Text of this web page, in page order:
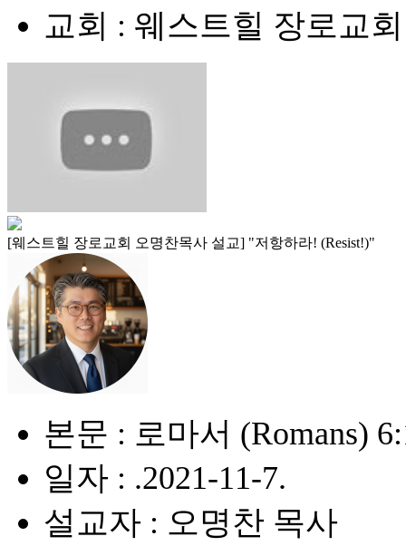
교회 : 웨스트힐 장로교회
[웨스트힐 장로교회 오명찬목사 설교] "저항하라! (Resist!)"
본문 : 로마서 (Romans)
일자 : .2021-11-7.
설교자 : 오명찬 목사